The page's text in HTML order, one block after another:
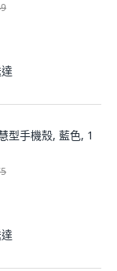
型手機殼, 藍色, 1